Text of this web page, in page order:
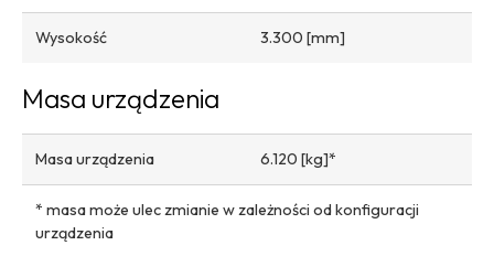
Wysokość 3.300 [mm]
Masa urządzenia
Masa urządzenia 6.120 [kg]*
* masa może ulec zmianie w zależności od konfiguracji
urządzenia